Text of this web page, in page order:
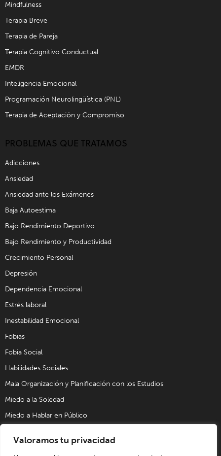
Valoramos tu privacidad
Mindfulness
Terapia Breve
Terapia de Pareja
Terapia Cognitivo Conductual
EMDR
Inteligencia Emocional
Programación Neurolingüística (PNL)
Terapia de Aceptación y Compromiso
PROBLEMAS QUE TRATAMOS
Adicciones
Ansiedad
Ansiedad ante los Exámenes
Baja Autoestima
Bajo Rendimiento Deportivo
Bajo Rendimiento y Productividad
Crecimiento Personal
Depresión
Dependencia Emocional
Estrés laboral
Inestabilidad Emocional
Fobias
Fobia Social
Habilidades Sociales
Mala Organización y Planificación con los Estudios
Miedo a la Soledad
Miedo a Hablar en Público